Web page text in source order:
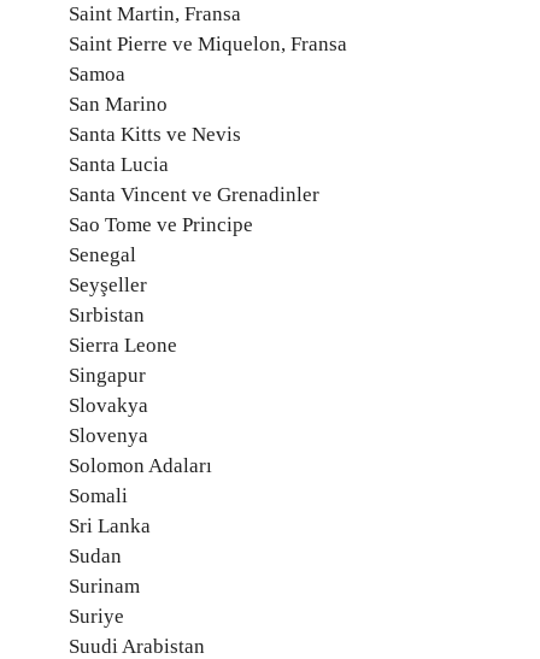
Saint Martin, Fransa
Saint Pierre ve Miquelon, Fransa
Samoa
San Marino
Santa Kitts ve Nevis
Santa Lucia
Santa Vincent ve Grenadinler
Sao Tome ve Principe
Senegal
Seyşeller
Sırbistan
Sierra Leone
Singapur
Slovakya
Slovenya
Solomon Adaları
Somali
Sri Lanka
Sudan
Surinam
Suriye
Suudi Arabistan